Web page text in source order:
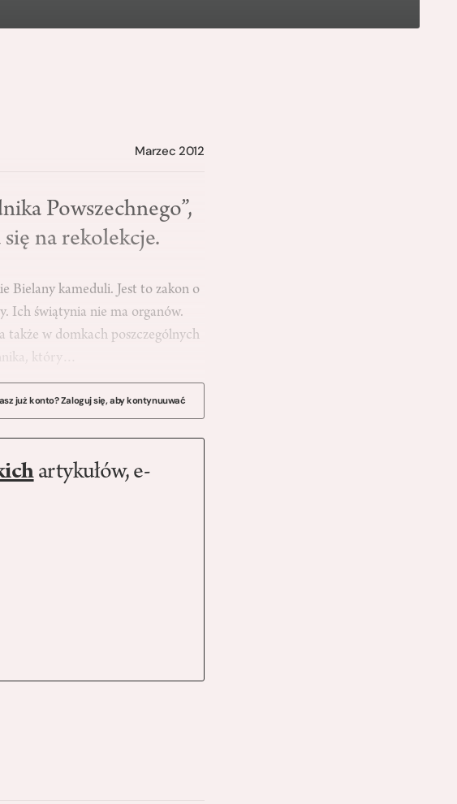
Marzec 2012
Powszechnego”,
na rekolekcje.
Bielany kameduli. Jest to zakon o
Ich świątynia nie ma organów.
także w domkach poszczególnych
który…
już konto? Zaloguj się, aby kontynuuwać
artykułów, e-